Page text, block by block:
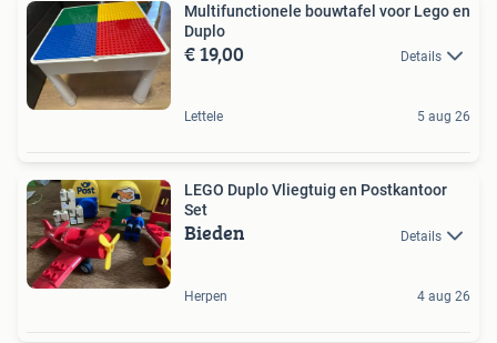
Multifunctionele bouwtafel voor Lego en
Duplo
€ 19,00 Details
Lettele 5 aug 26
LEGO Duplo Vliegtuig en Postkantoor
Set
Bieden Details
Herpen 4 aug 26